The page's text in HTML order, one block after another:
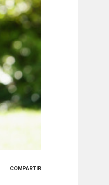
COMPARTIR